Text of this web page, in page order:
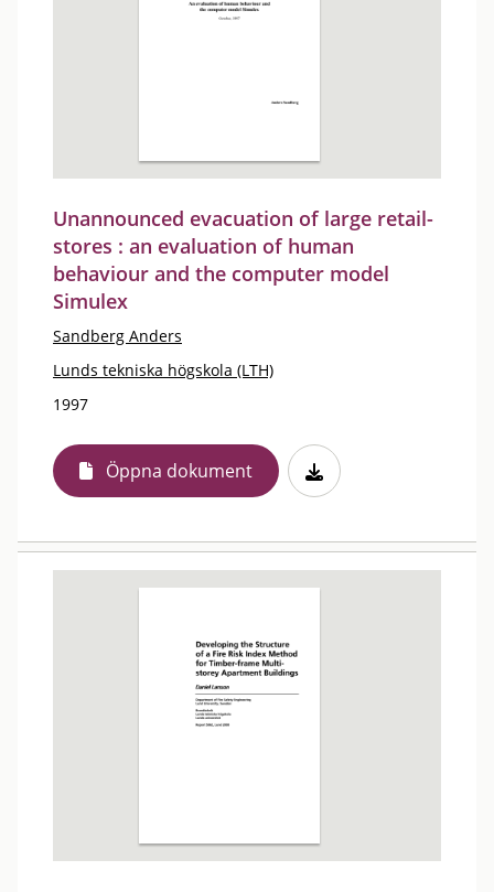
Unannounced evacuation of large retail-
stores : an evaluation of human
behaviour and the computer model
Simulex
Sandberg Anders
Lunds tekniska högskola (LTH)
1997
Öppna dokument